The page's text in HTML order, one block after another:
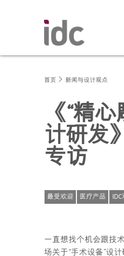
首页 新闻与设计观点
《“精
计研发
专访
最受欢迎 医疗产品
一直想找个机会跟技
场关于“手术设备”设计